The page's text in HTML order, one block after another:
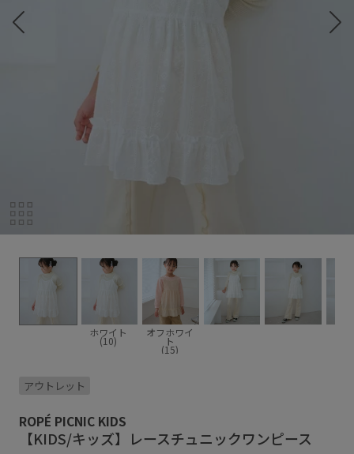
ホワイト
(10)
オフホワイ
ト
(15)
アウトレット
ROPÉ PICNIC KIDS
【KIDS/キッズ】レースチュニックワンピース